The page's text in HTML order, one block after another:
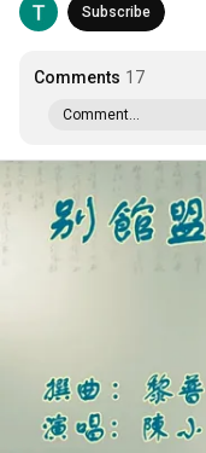
Subscribe
Comments 17
Comment...